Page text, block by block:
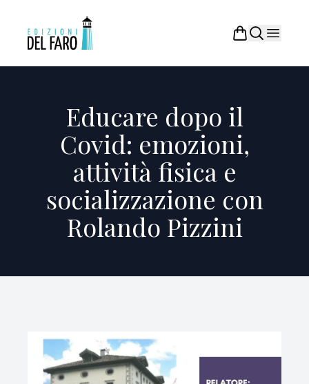
Educare dopo il
Covid: emozioni,
attività fisica e
socializzazione con
Rolando Pizzini